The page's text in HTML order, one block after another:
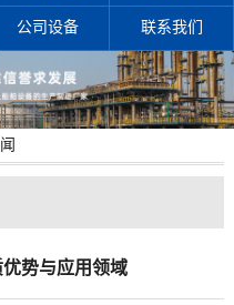
公司设备 联系我们
势与应用领域